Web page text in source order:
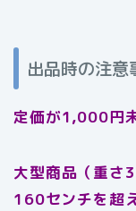
出品時の注意
定価が1,000円
大型商品（重さ
160センチを超